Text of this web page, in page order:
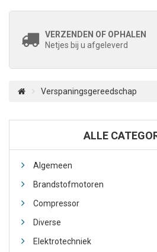
VERZENDEN OF OPHALEN
Netjes bij u afgeleverd
Verspaningsgereedschap
ALLE
Algemeen
Brandstofmotoren
Compressor
Diverse
Elektrotechniek